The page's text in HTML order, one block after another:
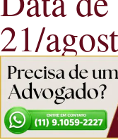
21/